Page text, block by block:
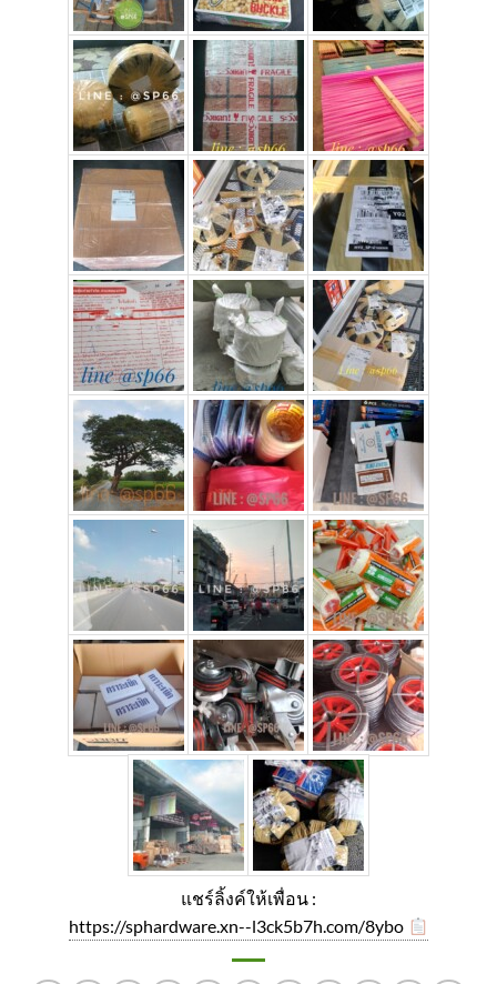
แชร์ลิ้งค์ให้เพื่อน :
https://sphardware.xn--l3ck5b7h.com/8ybo